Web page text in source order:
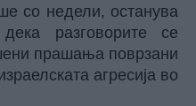
со недели, останува
разговорите се
прашања поврзани
агресија во